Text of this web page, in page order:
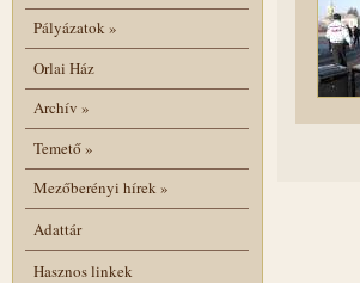
Pályázatok»
Orlai Ház
Archív »
Temető»
Mezőberényi hírek»
Adattár
Hasznos linkek